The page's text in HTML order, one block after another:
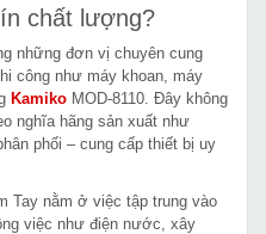
chất lượng?
những đơn vị chuyên cung
công như máy khoan, máy
Kamiko MOD-8110. Đây không
nghĩa hãng sản xuất như
phối – cung cấp thiết bị uy
Tay nằm ở việc tập trung vào
việc như điện nước, xây